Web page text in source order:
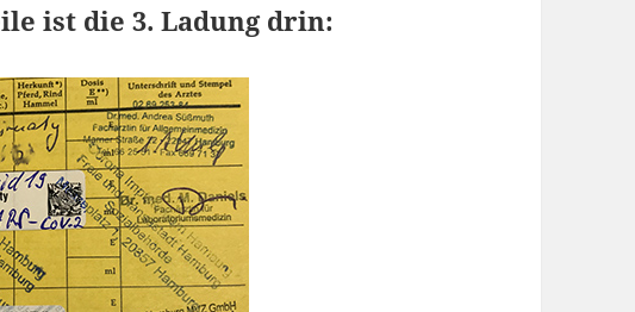
ist die 3. Ladung drin: